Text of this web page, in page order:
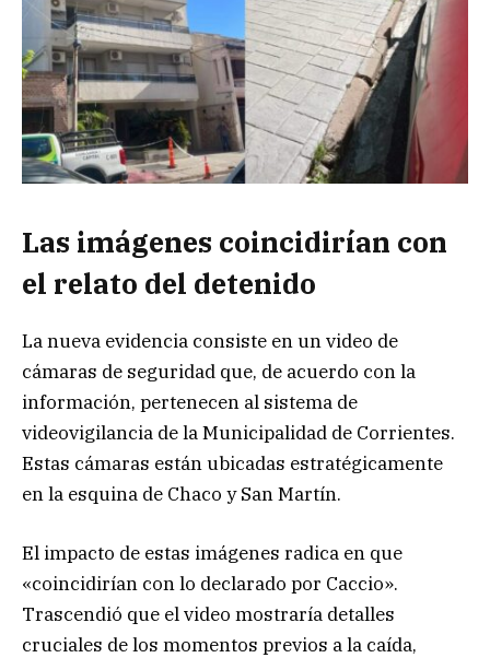
Las imágenes coincidirían con
el relato del detenido
La nueva evidencia consiste en un video de
cámaras de seguridad que, de acuerdo con la
información, pertenecen al sistema de
videovigilancia de la Municipalidad de Corrientes.
Estas cámaras están ubicadas estratégicamente
en la esquina de Chaco y San Martín.
El impacto de estas imágenes radica en que
«coincidirían con lo declarado por Caccio».
Trascendió que el video mostraría detalles
cruciales de los momentos previos a la caída,